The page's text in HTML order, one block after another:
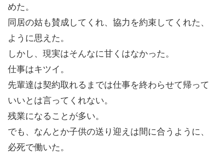
めた。
同居の姑も賛成してくれ、協力を約束してくれた、
ように思えた。
しかし、現実はそんなに甘くはなかった。
仕事はキツイ。
先輩達は契約取れるまでは仕事を終わらせて帰って
いいとは言ってくれない。
残業になることが多い。
でも、なんとか子供の送り迎えは間に合うように、
必死で働いた。